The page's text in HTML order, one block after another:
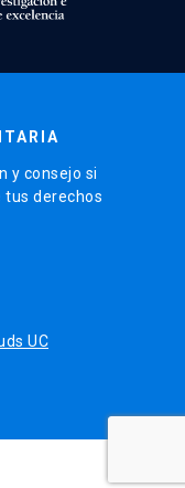
y consejo si
tus derechos
UC